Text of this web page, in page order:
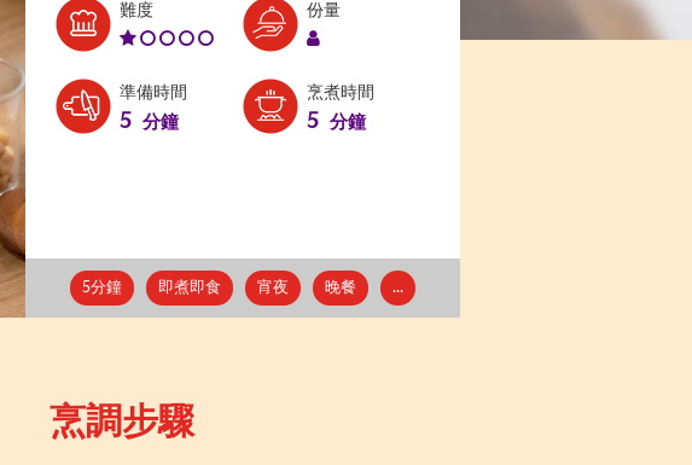
難度Level:
份量Serves:
準備時間
5 分鐘
烹煮時間
5 分鐘
5分鐘 即煮即食 宵夜 晚餐 ...
烹調步驟